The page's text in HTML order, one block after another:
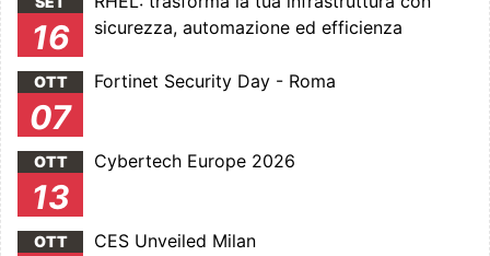
16
sicurezza, automazione ed efficienza
OTT
07
Fortinet Security Day - Roma
OTT
13
Cybertech Europe 2026
OTT CES Unveiled Milan